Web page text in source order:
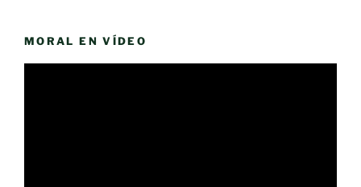
MORAL EN VÍDEO